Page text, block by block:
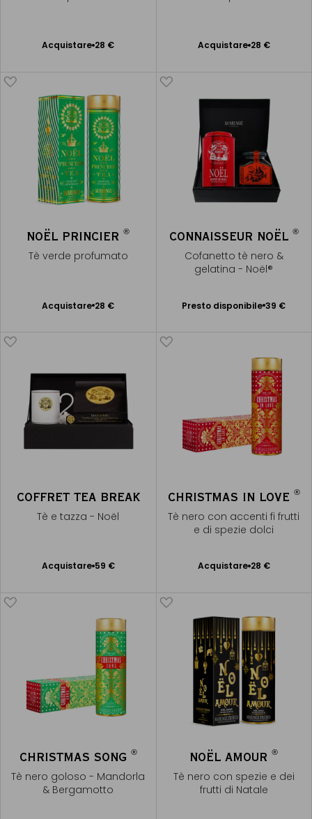
Acquistare 28 €
Aggiungere
Acquistare 28 €
Aggiungere
NOËL PRINCIER®
Tè verde profumato
Acquistare 28 €
Aggiungere
CONNAISSEUR NOËL ®
Cofanetto tè nero &
gelatina - Noël®
Presto disponibile 39 €
COFFRET TEA BREAK
Tè e tazza - Noël
Acquistare 59 €
Aggiungere
CHRISTMAS IN LOVE ®
Tè nero con accenti fi frutti
e di spezie dolci
Acquistare 28 €
Aggiungere
CHRISTMAS SONG ®
Tè nero goloso - Mandorla
& Bergamotto
NOËL AMOUR®
Tè nero con spezie e dei
frutti di Natale